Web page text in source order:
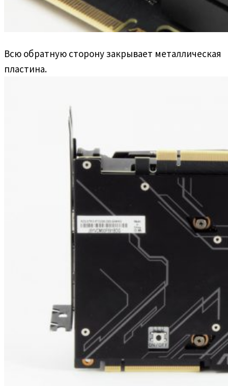
Всю обратную сторону закрывает металлическая
пластина.